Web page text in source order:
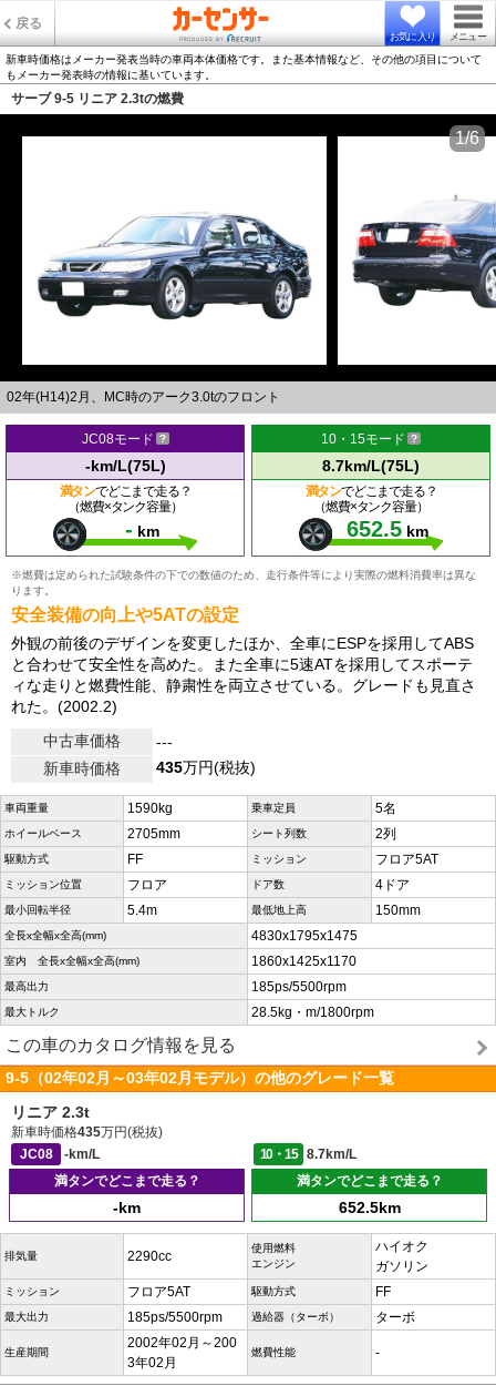
戻る
お気に入り メニュー
新車時価格はメーカー発表当時の車両本体価格です。また基本情報など、その他の項目について
もメーカー発表時の情報に基いています。
サーブ 9-5 リニア 2.3tの燃費
02年(H14)2月、MC時のアーク3.0tのフロント
1/6
JC08モード
-km/L(75L)
満タンでどこまで走る？
（燃費×タンク容量）
- km
10・15モード
8.7km/L(75L)
満タンでどこまで走る？
（燃費×タンク容量）
652.5 km
※燃費は定められた試験条件の下での数値のため、走行条件等により実際の燃料消費率は異な
ります。
安全装備の向上や5ATの設定
外観の前後のデザインを変更したほか、全車にESPを採用してABS
と合わせて安全性を高めた。また全車に5速ATを採用してスポーテ
ィな走りと燃費性能、静粛性を両立させている。グレードも見直さ
れた。(2002.2)
中古車価格
---
新車時価格
435万円(税抜)
車両重量 1590kg 乗車定員 5名
ホイールベース 2705mm シート列数 2列
駆動方式 FF ミッション フロア5AT
ミッション位置 フロア ドア数 4ドア
最小回転半径 5.4m 最低地上高 150mm
全長x全幅x全高(mm) 4830x1795x1475
室内 全長x全幅x全高(mm) 1860x1425x1170
最高出力 185ps/5500rpm
最大トルク 28.5kg・m/1800rpm
この車のカタログ情報を見る
9-5（02年02月～03年02月モデル）の他のグレード一覧
リニア 2.3t
新車時価格435万円(税抜)
JC08
-km/L 10・15
8.7km/L
満タンでどこまで走る？
-km
満タンでどこまで走る？
652.5km
排気量 2290cc
使用燃料
エンジン
ハイオク
ガソリン
ミッション フロア5AT 駆動方式 FF
最大出力 185ps/5500rpm 過給器（ターボ） ターボ
生産期間
2002年02月～200
3年02月
燃費性能 -